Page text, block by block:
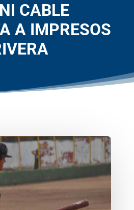
CABLE
A IMPRESOS